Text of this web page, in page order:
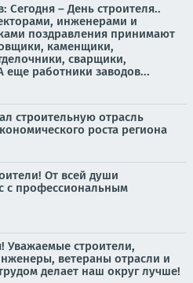
Сегодня – День строителя..
инженерами и
поздравления принимают
каменщики,
сварщики,
еще работники заводов...
строительную отрасль
роста региона
От всей души
с профессиональным
Уважаемые строители,
ветераны отрасли и
делает наш округ лучше!